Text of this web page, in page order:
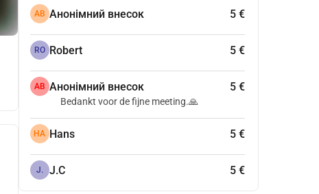
АВ Анонімний внесок 5 €
RO Robert 5 €
АВ Анонімний внесок 5 €
Bedankt voor de fijne meeting.🙏
HA Hans 5 €
J. J.C 5 €